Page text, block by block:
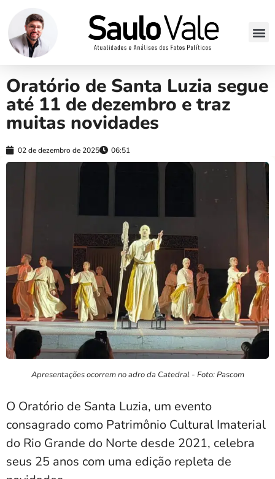
Oratório de Santa Luzia segue
até 11 de dezembro e traz
muitas novidades
02 de dezembro de 2025 06:51
Apresentações ocorrem no adro da Catedral - Foto: Pascom
O Oratório de Santa Luzia, um evento
consagrado como Patrimônio Cultural Imaterial
do Rio Grande do Norte desde 2021, celebra
seus 25 anos com uma edição repleta de